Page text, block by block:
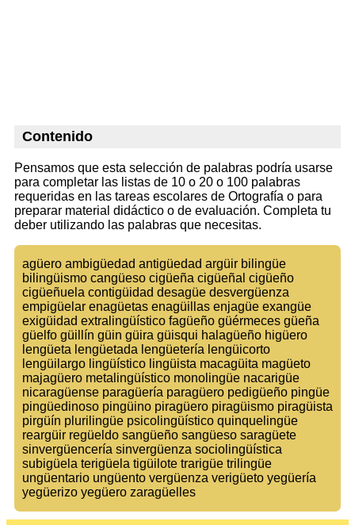
Contenido
Pensamos que esta selección de palabras podría usarse
para completar las listas de 10 o 20 o 100 palabras
requeridas en las tareas escolares de Ortografía o para
preparar material didáctico o de evaluación. Completa tu
deber utilizando las palabras que necesitas.
agüero ambigüedad antigüedad argüir bilingüe
bilingüismo cangüeso cigüeña cigüeñal cigüeño
cigüeñuela contigüidad desagüe desvergüenza
empigüelar enagüetas enagüillas enjagüe exangüe
exigüidad extralingüístico fagüeño güérmeces güeña
güelfo güillín güin güira güisqui halagüeño higüero
lengüeta lengüetada lengüetería lengüicorto
lengüilargo lingüístico lingüista macagüita magüeto
majagüero metalingüístico monolingüe nacarigüe
nicaragüense paragüería paragüero pedigüeño pingüe
pingüedinoso pingüino piragüero piragüismo piragüista
pirgüín plurilingüe psicolingüístico quinquelingüe
reargüir regüeldo sangüeño sangüeso saragüete
sinvergüencería sinvergüenza sociolingüística
subigüela terigüela tigüilote trarigüe trilingüe
ungüentario ungüento vergüenza verigüeto yegüería
yegüerizo yegüero zaragüelles